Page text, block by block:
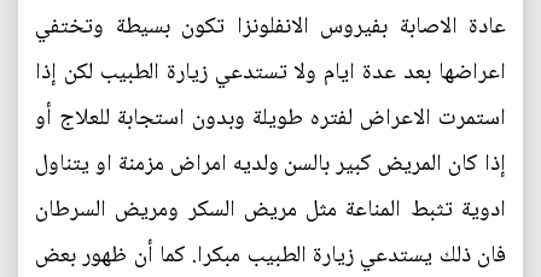
عادة الاصابة بفيروس الانفلونزا تكون بسيطة وتختفي
اعراضها بعد عدة ايام ولا تستدعي زيارة الطبيب لكن إذا
استمرت الاعراض لفتره طويلة وبدون استجابة للعلاج أو
إذا كان المريض كبير بالسن ولديه امراض مزمنة او يتناول
ادوية تثبط المناعة مثل مريض السكر ومريض السرطان
فان ذلك يستدعي زيارة الطبيب مبكرا. كما أن ظهور بعض